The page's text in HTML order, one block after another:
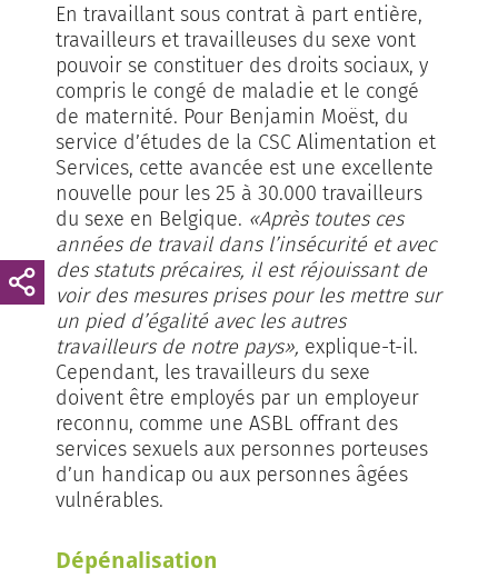
En travaillant sous contrat à part entière,
travailleurs et travailleuses du sexe vont
pouvoir se constituer des droits sociaux, y
compris le congé de maladie et le congé
de maternité. Pour Benjamin Moëst, du
service d’études de la CSC Alimentation et
Services, cette avancée est une excellente
nouvelle pour les 25 à 30.000 travailleurs
du sexe en Belgique. «Après toutes ces
années de travail dans l’insécurité et avec
des statuts précaires, il est réjouissant de
voir des mesures prises pour les mettre sur
un pied d’égalité avec les autres
travailleurs de notre pays», explique-t-il.
Cependant, les travailleurs du sexe
doivent être employés par un employeur
reconnu, comme une ASBL offrant des
services sexuels aux personnes porteuses
d’un handicap ou aux personnes âgées
vulnérables.
Dépénalisation